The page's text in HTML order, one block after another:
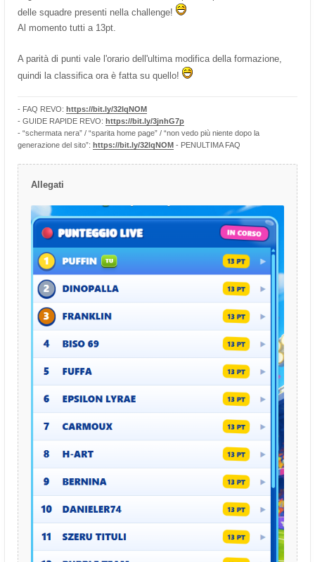
delle squadre presenti nella challenge!
Al momento tutti a 13pt.
A parità di punti vale l'orario dell'ultima modifica della formazione,
quindi la classifica ora è fatta su quello!
- FAQ REVO: https://bit.ly/32lqNOM
- GUIDE RAPIDE REVO: https://bit.ly/3jnhG7p
- “schermata nera” / “sparita home page” / “non vedo più niente dopo la
generazione del sito”: https://bit.ly/32lqNOM - PENULTIMA FAQ
Allegati